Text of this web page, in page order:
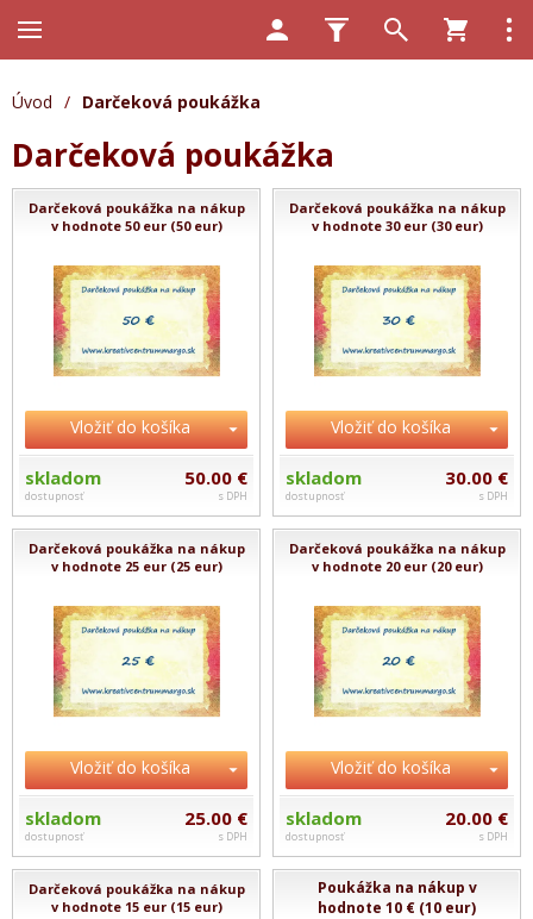
Úvod / Darčeková poukážka
Darčeková poukážka
Darčeková poukážka na nákup
v hodnote 50 eur (50 eur)
Vložiť do košíka
skladom
dostupnosť
50.00 €
s DPH
Darčeková poukážka na nákup
v hodnote 30 eur (30 eur)
Vložiť do košíka
skladom
dostupnosť
30.00 €
s DPH
Darčeková poukážka na nákup
v hodnote 25 eur (25 eur)
Vložiť do košíka
skladom
dostupnosť
25.00 €
s DPH
Darčeková poukážka na nákup
v hodnote 20 eur (20 eur)
Vložiť do košíka
skladom
dostupnosť
20.00 €
s DPH
Darčeková poukážka na nákup
v hodnote 15 eur (15 eur)
Poukážka na nákup v
hodnote 10 € (10 eur)